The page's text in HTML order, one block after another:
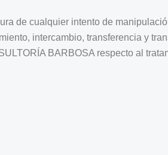
de cualquier intento de
intercambio, transferencia y
BARBOSA respecto al